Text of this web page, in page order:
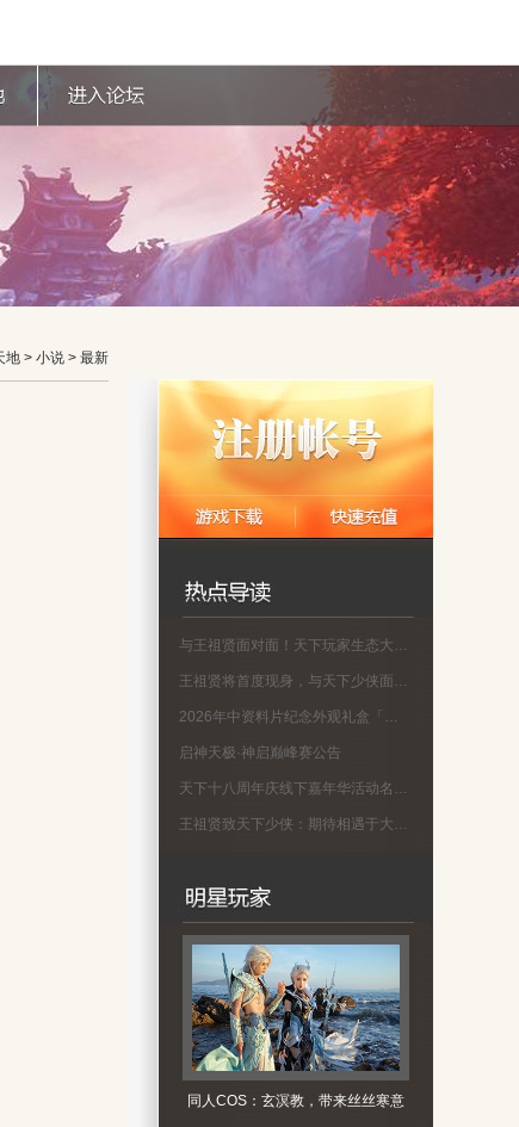
地 > 小说 > 最新
与王祖贤面对面！天下玩家生态大会名单公示
王祖贤将首度现身，与天下少侠面对面！
2026年中资料片纪念外观礼盒「蜀渊问剑」现已上线！
启神天极·神启巅峰赛公告
天下十八周年庆线下嘉年华活动名单公示
王祖贤致天下少侠：期待相遇于大荒！18周年专属问候请查收
同人COS：玄溟教，带来丝丝寒意